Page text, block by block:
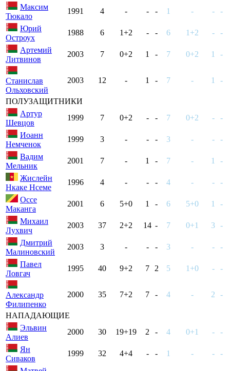
Максим
Тюкало
1991 4 - - - 1 - -
-
Юрий
Остроух
1988 6 1+2 - - 6 1+2 -
-
Артемий
Литвинов
2003 7 0+2 1 - 7 0+2 1 -
Станислав
Ольховский
2003 12 - 1 - 7 - 1 -
ПОЛУЗАЩИТНИКИ
Артур
Шевцов
1999 7 0+2 - - 7 0+2 -
-
Иоанн
Немченок
1999 3 - - - 3 - -
-
Вадим
Мельник
2001 7 - 1 - 7 - 1
-
Жислейн
Нкаке Нсеме
1996 4 - - - 4 - -
-
Оссе
Маканга
2001 6 5+0 1 - 6 5+0 1
-
Михаил
Лухвич
2003 37 2+2 14 - 7 0+1 3 -
Дмитрий
Малиновский
2003 3 - - - 3 - -
-
Павел
Ловгач
1995 40 9+2 7 2 5 1+0 - -
Александр
Филипенко
2000 35 7+2 7 - 4 - 2 -
НАПАДАЮЩИЕ
Эльвин
Алиев
2000 30 19+19 2 - 4 0+1 -
-
Ян
Сиваков
1999 32 4+4 - - 1 - -
-